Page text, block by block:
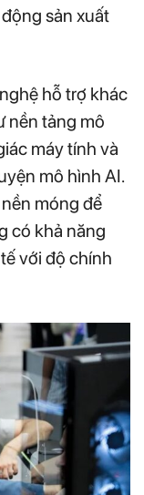
sản xuất
hỗ trợ khác
nền tảng mô
máy tính và
mô hình AI.
móng để
có khả năng
với độ chính